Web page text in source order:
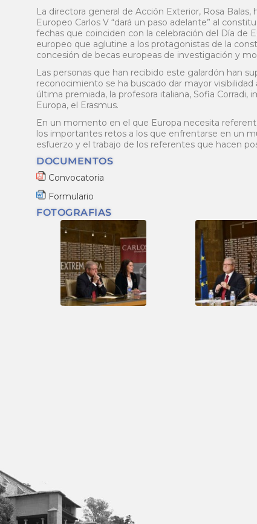
La directora general de Acción Exterior, Rosa
Europeo Carlos V “dará un paso adelante” al
fechas que coinciden con la celebración del Día de
europeo que aglutine a los protagonistas de la
concesión de becas europeas de investigación y
Las personas que han recibido este galardón han
reconocimiento se ha buscado dar mayor
última premiada, la profesora italiana, Sofia
Europa, el Erasmus.
En un momento en el que Europa necesita
los importantes retos a los que enfrentarse en un
esfuerzo y el trabajo de los referentes que hacen
DOCUMENTOS
Convocatoria
Formulario
FOTOGRAFÍAS